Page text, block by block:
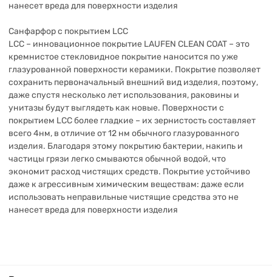
нанесет вреда для поверхности изделия
Санфарфор с покрытием LCC
LCC – инновационное покрытие LAUFEN CLEAN COAT – это
кремнистое стекловидное покрытие наносится по уже
глазурованной поверхности керамики. Покрытие позволяет
сохранить первоначальный внешний вид изделия, поэтому,
даже спустя несколько лет использования, раковины и
унитазы будут выглядеть как новые. Поверхности с
покрытием LCC более гладкие – их зернистость составляет
всего 4нм, в отличие от 12 нм обычного глазурованного
изделия. Благодаря этому покрытию бактерии, накипь и
частицы грязи легко смываются обычной водой, что
экономит расход чистящих средств. Покрытие устойчиво
даже к агрессивным химическим веществам: даже если
использовать неправильные чистящие средства это не
нанесет вреда для поверхности изделия